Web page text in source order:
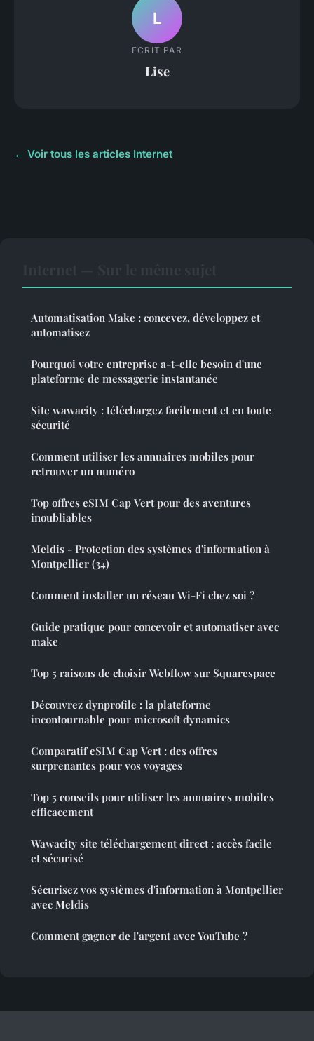
L
ECRIT PAR
Lise
← Voir tous les articles Internet
Automatisation Make : concevez, développez et
automatisez
Pourquoi votre entreprise a-t-elle besoin d'une
plateforme de messagerie instantanée
Site wawacity : téléchargez facilement et en toute
sécurité
Comment utiliser les annuaires mobiles pour
retrouver un numéro
Top offres eSIM Cap Vert pour des aventures
inoubliables
Meldis - Protection des systèmes d'information à
Montpellier (34)
Comment installer un réseau Wi-Fi chez soi ?
Guide pratique pour concevoir et automatiser avec
make
Top 5 raisons de choisir Webflow sur Squarespace
Découvrez dynprofile : la plateforme
incontournable pour microsoft dynamics
Comparatif eSIM Cap Vert : des offres
surprenantes pour vos voyages
Top 5 conseils pour utiliser les annuaires mobiles
efficacement
Wawacity site téléchargement direct : accès facile
et sécurisé
Sécurisez vos systèmes d'information à Montpellier
avec Meldis
Comment gagner de l'argent avec YouTube ?